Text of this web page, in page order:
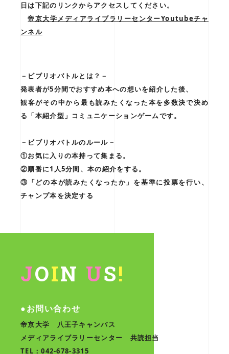
日は下記のリンクからアクセスしてください。
帝京大学メディアライブラリーセンターYoutubeチャ
ンネル
－ビブリオバトルとは？－
発表者が5分間でおすすめ本への想いを紹介した後、
観客がその中から最も読みたくなった本を多数決で決め
る「本紹介型」コミュニケーションゲームです。
－ビブリオバトルのルール－
①お気に入りの本持って集まる。
②順番に1人5分間、本の紹介をする。
③「どの本が読みたくなったか」を基準に投票を行い、
チャンプ本を決定する
JOIN US!
●お問い合わせ
帝京大学 八王子キャンパス
メディアライブラリーセンター 共読担当
TEL：042-678-3315